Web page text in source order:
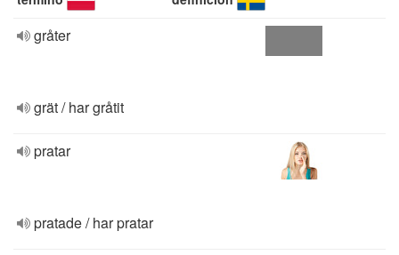
gråter
grät / har gråtit
pratar
pratade / har pratar